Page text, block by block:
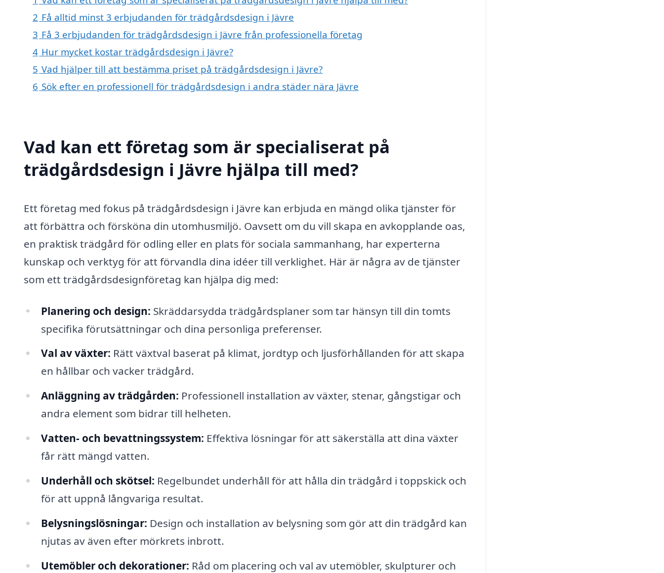
2 Få alltid minst 3 erbjudanden för trädgårdsdesign i Jävre
3 Få 3 erbjudanden för trädgårdsdesign i Jävre från professionella företag
4 Hur mycket kostar trädgårdsdesign i Jävre?
5 Vad hjälper till att bestämma priset på trädgårdsdesign i Jävre?
6 Sök efter en professionell för trädgårdsdesign i andra städer nära Jävre
Vad kan ett företag som är specialiserat på
trädgårdsdesign i Jävre hjälpa till med?
Ett företag med fokus på trädgårdsdesign i Jävre kan erbjuda en mängd olika tjänster för
att förbättra och försköna din utomhusmiljö. Oavsett om du vill skapa en avkopplande oas,
en praktisk trädgård för odling eller en plats för sociala sammanhang, har experterna
kunskap och verktyg för att förvandla dina idéer till verklighet. Här är några av de tjänster
som ett trädgårdsdesignföretag kan hjälpa dig med:
Planering och design: Skräddarsydda trädgårdsplaner som tar hänsyn till din tomts
specifika förutsättningar och dina personliga preferenser.
Val av växter: Rätt växtval baserat på klimat, jordtyp och ljusförhållanden för att skapa
en hållbar och vacker trädgård.
Anläggning av trädgården: Professionell installation av växter, stenar, gångstigar och
andra element som bidrar till helheten.
Vatten- och bevattningssystem: Effektiva lösningar för att säkerställa att dina växter
får rätt mängd vatten.
Underhåll och skötsel: Regelbundet underhåll för att hålla din trädgård i toppskick och
för att uppnå långvariga resultat.
Belysningslösningar: Design och installation av belysning som gör att din trädgård kan
njutas av även efter mörkrets inbrott.
Utemöbler och dekorationer: Råd om placering och val av utemöbler, skulpturer och